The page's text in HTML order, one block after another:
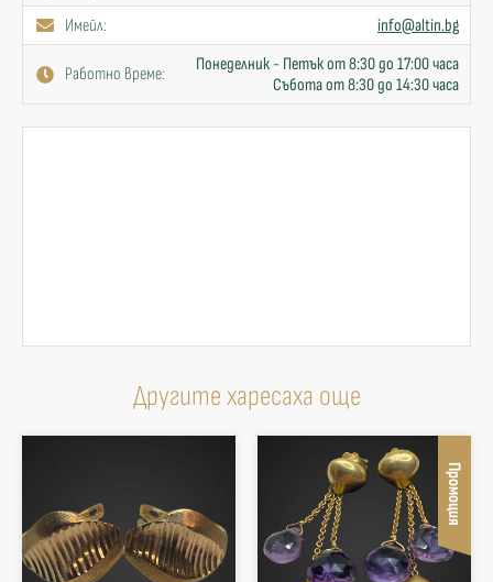
Имейл:
info@altin.bg
Работно време:
Понеделник - Петък от 8:30 до 17:00 часа
Събота от 8:30 до 14:30 часа
Другите харесаха още
Промоция